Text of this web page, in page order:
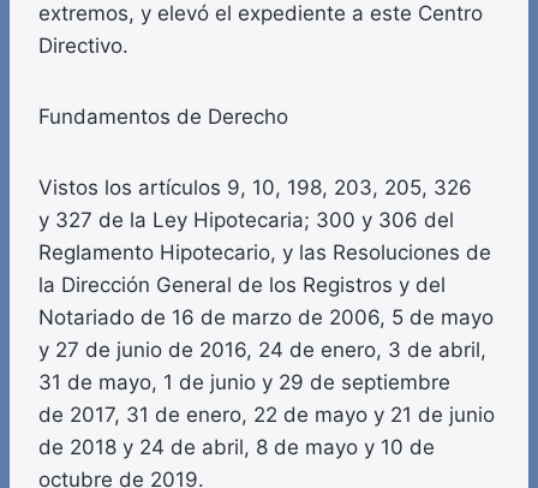
extremos, y elevó el expediente a este Centro
Directivo.
Fundamentos de Derecho
Vistos los artículos 9, 10, 198, 203, 205, 326
y 327 de la Ley Hipotecaria; 300 y 306 del
Reglamento Hipotecario, y las Resoluciones de
la Dirección General de los Registros y del
Notariado de 16 de marzo de 2006, 5 de mayo
y 27 de junio de 2016, 24 de enero, 3 de abril,
31 de mayo, 1 de junio y 29 de septiembre
de 2017, 31 de enero, 22 de mayo y 21 de junio
de 2018 y 24 de abril, 8 de mayo y 10 de
octubre de 2019.